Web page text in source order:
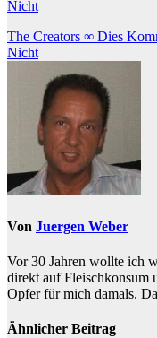
The Creators ∞ Dies
Nicht
Von Juergen Weber
Vor 30 Jahren wollte ich
direkt auf Fleischkonsum
Opfer für mich damals.
Ähnlicher Beitrag